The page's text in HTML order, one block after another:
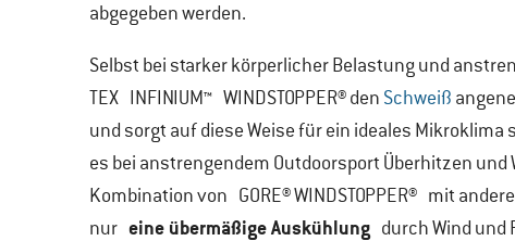
abgegeben werden.
Selbst bei starker körperlicher Belastung und
TEX INFINIUM™ WINDSTOPPER® den Schweiß
und sorgt auf diese Weise für ein ideales
es bei anstrengendem Outdoorsport Überhitzen
Kombination von GORE® WINDSTOPPER® mit
nur eine übermäßige Auskühlung durch Wind und